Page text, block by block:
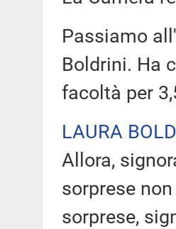
Passiamo
Boldrini. Ha
facoltà per
LAURA
Allora,
sorprese
sorprese,